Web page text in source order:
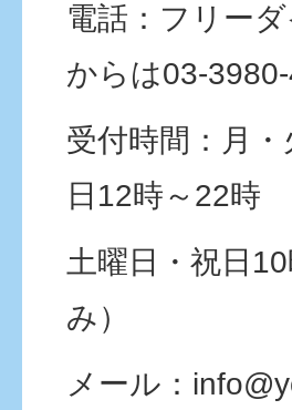
電話：フリー
からは03-3980-
受付時間：月
日12時～22時
土曜日・祝日
み）
メール：